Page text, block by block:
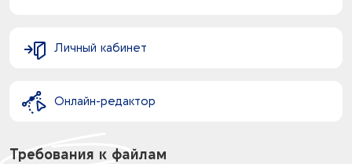
Личный кабинет
Онлайн-редактор
Требования к файлам